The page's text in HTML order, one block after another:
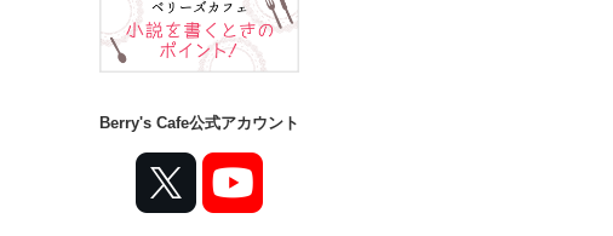
Berry's Cafe公式アカウント